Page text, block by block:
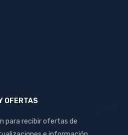
OFERTAS
para recibir ofertas de